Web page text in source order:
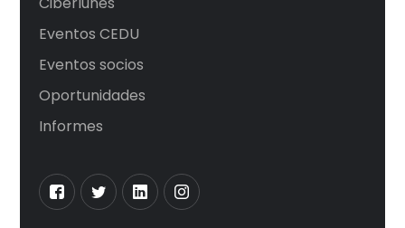
Eventos CEDU
Eventos socios
Oportunidades
Informes